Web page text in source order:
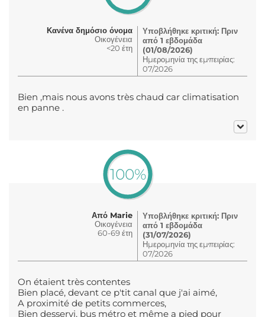
Κανένα δημόσιο όνομα
Οικογένεια
<20 έτη
Υποβλήθηκε κριτική: Πριν
από 1 εβδομάδα
(01/08/2026)
Ημερομηνία της εμπειρίας:
07/2026
Bien ,mais nous avons très chaud car climatisation
en panne .
100%
Από Marie
Οικογένεια
60-69 έτη
Υποβλήθηκε κριτική: Πριν
από 1 εβδομάδα
(31/07/2026)
Ημερομηνία της εμπειρίας:
07/2026
On étaient très contentes
Bien placé, devant ce p'tit canal que j'ai aimé,
A proximité de petits commerces,
Bien desservi, bus métro et même a pied pour